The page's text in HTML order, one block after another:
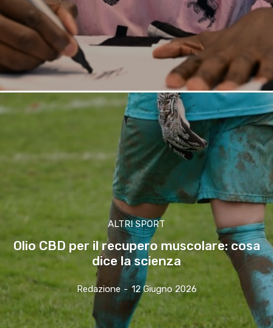
ALTRI SPORT
Olio CBD per il recupero muscolare: cosa
dice la scienza
Redazione - 12 Giugno 2026